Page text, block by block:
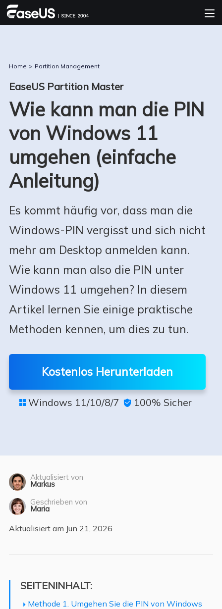
Home > Partition Management
EaseUS Partition Master
Wie kann man die PIN
von Windows 11
umgehen (einfache
Anleitung)
Es kommt häufig vor, dass man die
Windows-PIN vergisst und sich nicht
mehr am Desktop anmelden kann.
Wie kann man also die PIN unter
Windows 11 umgehen? In diesem
Artikel lernen Sie einige praktische
Methoden kennen, um dies zu tun.
Kostenlos Herunterladen
 Windows 11/10/8/7  100% Sicher
Aktualisiert von
Markus
Geschrieben von
Maria
Aktualisiert am Jun 21, 2026
SEITENINHALT:
Methode 1. Umgehen Sie die PIN von Windows